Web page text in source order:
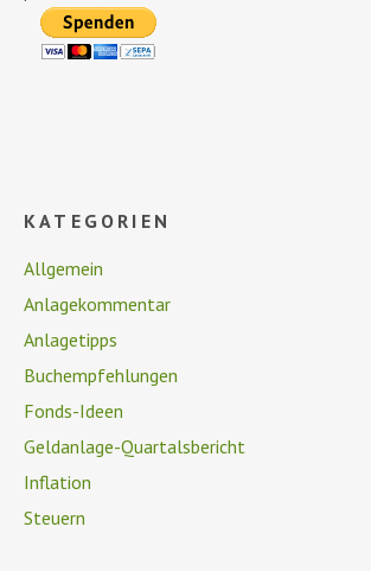
KATEGORIEN
Allgemein
Anlagekommentar
Anlagetipps
Buchempfehlungen
Fonds-Ideen
Geldanlage-Quartalsbericht
Inflation
Steuern